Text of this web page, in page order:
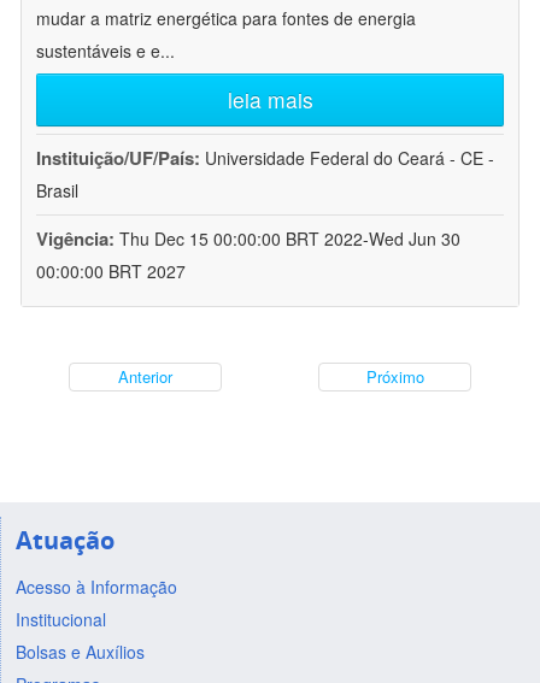
mudar a matriz energética para fontes de energia
sustentáveis e e...
leia mais
Instituição/UF/País: Universidade Federal do Ceará - CE -
Brasil
Vigência: Thu Dec 15 00:00:00 BRT 2022-Wed Jun 30
00:00:00 BRT 2027
Anterior Próximo
Atuação
Acesso à Informação
Institucional
Bolsas e Auxílios